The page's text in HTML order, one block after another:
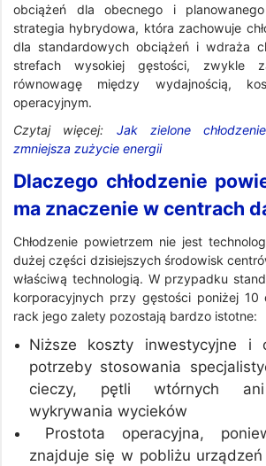
obciążeń dla obecnego i
strategia hybrydowa, która zachowuje
dla standardowych obciążeń i wdraża
strefach wysokiej gęstości, zwykle
równowagę między wydajnością,
operacyjnym.
Czytaj więcej: Jak zielone
zmniejsza zużycie energii
Dlaczego chłodzenie
ma znaczenie w centrach
Chłodzenie powietrzem nie jest
dużej części dzisiejszych środowisk
właściwą technologią. W przypadku
korporacyjnych przy gęstości poniżej
rack jego zalety pozostają bardzo istotne:
Niższe koszty inwestycyjne i
potrzeby stosowania
cieczy, pętli wtórnych ani
wykrywania wycieków
Prostota operacyjna,
znajduje się w pobliżu